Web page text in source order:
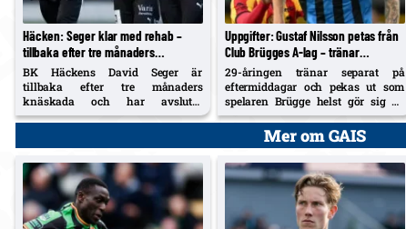
Häcken: Seger klar med rehab –
tillbaka efter tre månaders
knäskada, siktar på hösten
BK Häckens David Seger är
tillbaka efter tre månaders
knäskada och har avslutat
rehabiliteringen. Mittfältaren
Uppgifter: Gustaf Nilsson petas från
Club Brügges A-lag – tränar
individuellt, ej med på läger
29-åringen tränar separat på
eftermiddagar och pekas ut som
spelaren Brügge helst gör sig av
med. Sex inhopp 2026, max nio
minuter; tackade i fjol nej till
Samsunspor.Mer om GAIS